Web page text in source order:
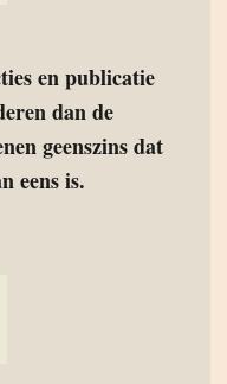
en publicatie
dan de
geenszins dat
eens is.